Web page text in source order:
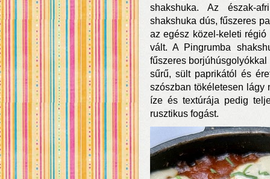
shakshuka. Az észak-
shakshuka dús, fűszeres
az egész közel-keleti
vált. A Pingrumba
fűszeres borjúhúsgolyókkal
sűrű, sült paprikától és
szószban tökéletesen lágy
íze és textúrája pedig
rusztikus fogást.